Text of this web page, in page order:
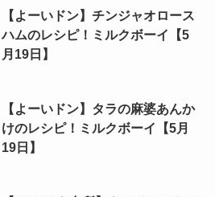
【よーいドン】チンジャオロース
ハムのレシピ！ミルクボーイ【5
月19日】
【よーいドン】タラの麻婆あんか
けのレシピ！ミルクボーイ【5月
19日】